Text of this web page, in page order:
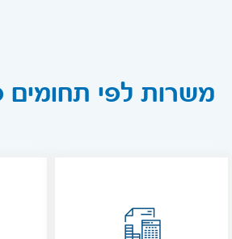
משרות לפי תחומים